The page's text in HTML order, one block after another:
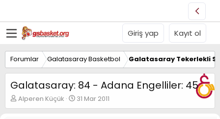
Giriş yap Kayıt ol
Forumlar Galatasaray Basketbol Galatasaray Tekerlekli
Galatasaray: 84 - Adana Engelliler: 45
K
o
Alperen Küçük
B
a
31 Mar 2011